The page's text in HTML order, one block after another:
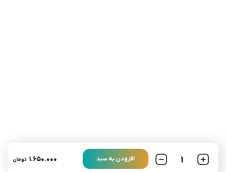
افزودن به سبد ۱.۶۵۰.۰۰۰ تومان